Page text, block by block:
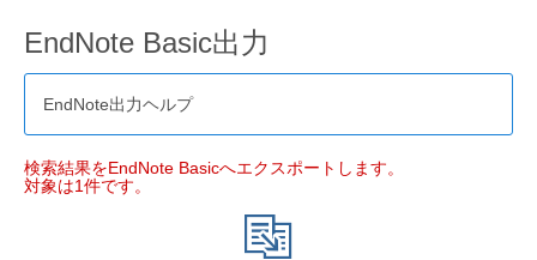
EndNote Basic出力
EndNote出力ヘルプ
検索結果をEndNote Basicへエクスポートします。
対象は1件です。